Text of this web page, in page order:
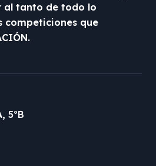
al tanto de todo lo
competiciones que
5ºB